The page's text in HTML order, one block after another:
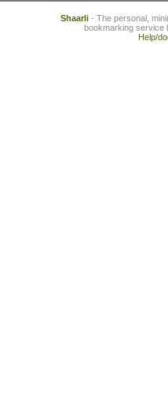
Shaarli- The personal,
bookmarking service
Help/